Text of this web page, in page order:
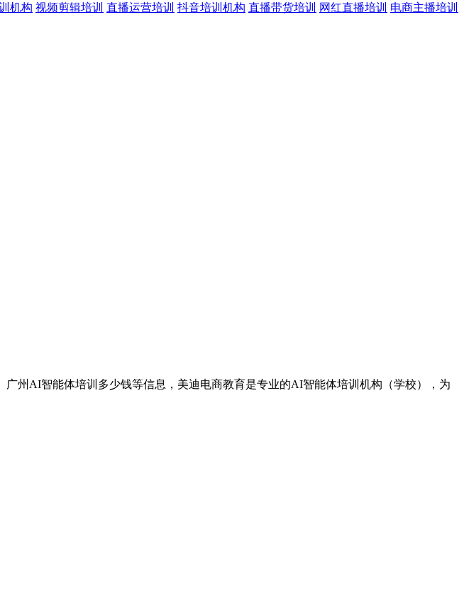
机构 视频剪辑培训 直播运营培训 抖音培训机构 直播带货培训 网红直播培训 电商主播培训
州AI智能体培训多少钱等信息，美迪电商教育是专业的AI智能体培训机构（学校），为